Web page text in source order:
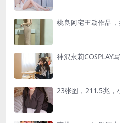
桃良阿宅王动作品
神沢永莉COSPLAY
23张图，211.5兆，